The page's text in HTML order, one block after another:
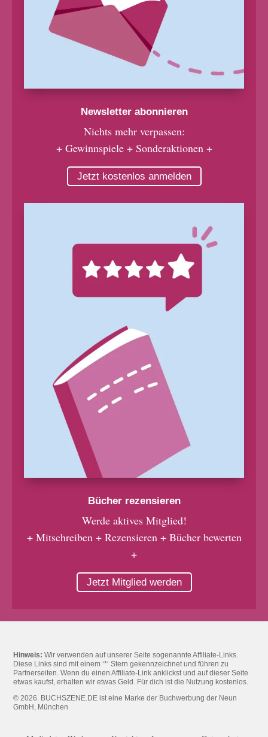
Newsletter abonnieren
Nichts mehr verpassen:
+ Gewinnspiele + Sonderaktionen +
Jetzt kostenlos anmelden
Bücher rezensieren
Werde aktives Mitglied!
+ Mitschreiben + Rezensieren + Bücher bewerten
+
Jetzt Mitglied werden
Hinweis: Wir verwenden auf unserer Seite sogenannte Affiliate-Links.
Diese Links sind mit einem ‘*‘ Stern gekennzeichnet und führen zu
Partnerseiten. Wenn du einen Affiliate-Link anklickst und auf dieser Seite
etwas kaufst, erhalten wir etwas Geld. Für dich ist die Nutzung kostenlos.
© 2026. BUCHSZENE.DE ist eine Marke der Buchwerbung der Neun
GmbH, München